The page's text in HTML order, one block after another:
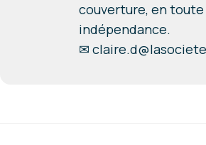
couverture, en toute
indépendance.
✉